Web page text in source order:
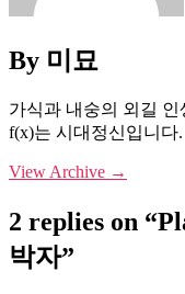
By 미묘
가식과 내숭의 외길
f(x)는 시대정신입니다.
View Archive →
2 replies on
박자”